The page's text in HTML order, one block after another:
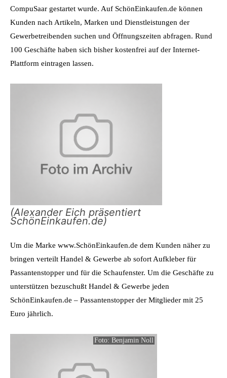
CompuSaar gestartet wurde. Auf SchönEinkaufen.de können
Kunden nach Artikeln, Marken und Dienstleistungen der
Gewerbetreibenden suchen und Öffnungszeiten abfragen. Rund
100 Geschäfte haben sich bisher kostenfrei auf der Internet-
Plattform eintragen lassen.
(Alexander Eich präsentiert
SchönEinkaufen.de)
Um die Marke www.SchönEinkaufen.de dem Kunden näher zu
bringen verteilt Handel & Gewerbe ab sofort Aufkleber für
Passantenstopper und für die Schaufenster. Um die Geschäfte zu
unterstützen bezuschußt Handel & Gewerbe jeden
SchönEinkaufen.de – Passantenstopper der Mitglieder mit 25
Euro jährlich.
Foto: Benjamin Noll